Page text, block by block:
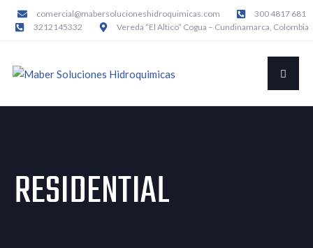
comercial@mabersolucioneshidroquimicas.com
300 4817 681
3212145332
Vereda “El Altico” Cogua – Cundinamarca, Colombia
RESIDENTIAL